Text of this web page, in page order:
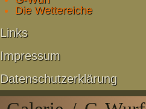
Die Wettereiche
Links
Impressum
Datenschutzerklärung